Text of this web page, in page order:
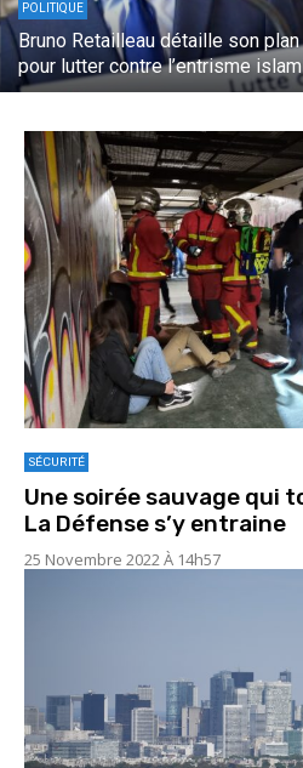
POLITIQUE
Bruno Retailleau détaille son
pour lutter contre l’entrisme
SÉCURITÉ
Une soirée sauvage qui
La Défense s’y entraine
25 Novembre 2022 À 14h57